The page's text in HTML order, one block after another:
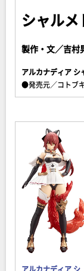
シャルメ
製作・文／吉村
アルカナディア シ
●発売元／コトブ
アルカナディア シ